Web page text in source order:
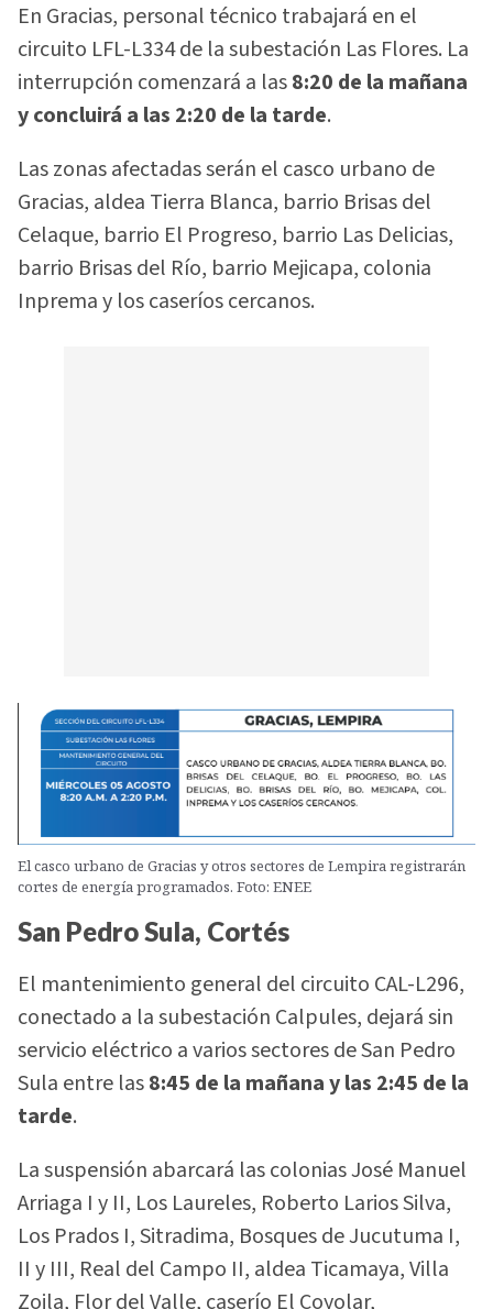
En Gracias, personal técnico trabajará en el
circuito LFL-L334 de la subestación Las Flores. La
interrupción comenzará a las8:20 de la mañana
y concluirá a las 2:20 de la tarde.
Las zonas afectadas serán el casco urbano de
Gracias, aldea Tierra Blanca, barrio Brisas del
Celaque, barrio El Progreso, barrio Las Delicias,
barrio Brisas del Río, barrio Mejicapa, colonia
Inprema y los caseríos cercanos.
El casco urbano de Gracias y otros sectores de Lempira registrarán
cortes de energía programados. Foto: ENEE
San Pedro Sula, Cortés
El mantenimiento general del circuito CAL-L296,
conectado a la subestación Calpules, dejará sin
servicio eléctrico a varios sectores de San Pedro
Sula entre las8:45 de la mañana y las 2:45 de la
tarde.
La suspensión abarcará las colonias José Manuel
Arriaga I y II, Los Laureles, Roberto Larios Silva,
Los Prados I, Sitradima, Bosques de Jucutuma I,
II y III, Real del Campo II, aldea Ticamaya, Villa
Zoila, Flor del Valle, caserío El Coyolar,